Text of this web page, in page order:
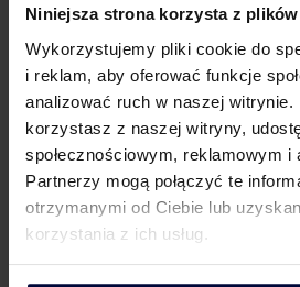
Niniejsza strona korzysta z
Wykorzystujemy pliki cookie do
i reklam, aby oferować funkcje
analizować ruch w naszej
korzystasz z naszej witryny,
społecznościowym, reklamowym i
Partnerzy mogą połączyć te
otrzymanymi od Ciebie lub
korzystania z ich usług.
Barbara
KONTAKT DLA MEDIÓW